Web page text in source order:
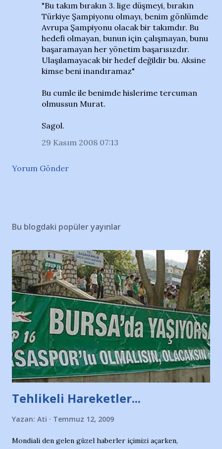
"Bu takım bırakın 3. lige düşmeyi, bırakın
Türkiye Şampiyonu olmayı, benim gönlümde
Avrupa Şampiyonu olacak bir takımdır. Bu
hedefi olmayan, bunun için çalışmayan, bunu
başaramayan her yönetim başarısızdır.
Ulaşılamayacak bir hedef değildir bu. Aksine
kimse beni inandıramaz"
Bu cumle ile benimde hislerime tercuman
olmussun Murat.
Sagol.
29 Kasım 2008 07:13
Yorum Gönder
Bu blogdaki popüler yayınlar
Tehlikeli Hareketler...
Yazan: Ati Temmuz 12, 2009
Mondiali den gelen güzel haberler içimizi açarken,